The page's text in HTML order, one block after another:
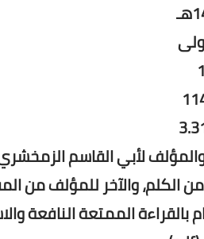
لأبي القاسم
الكلم، والآخر للمؤلف من
بالقراءة الممتعة النافعة